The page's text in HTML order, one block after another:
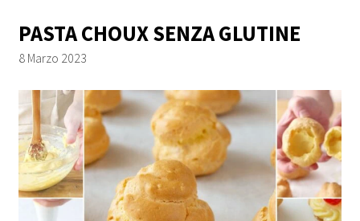
PASTA CHOUX SENZA GLUTINE
8 Marzo 2023